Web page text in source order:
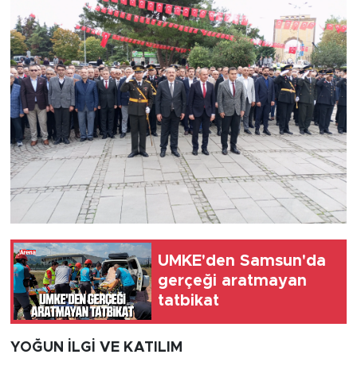
UMKE'den Samsun'da
gerçeği aratmayan
tatbikat
YOĞUN İLGİ VE KATILIM